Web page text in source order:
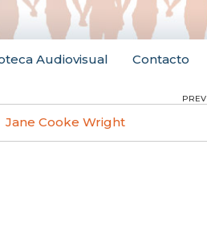
Audiovisual Contacto
Jane Cooke Wright
PREV